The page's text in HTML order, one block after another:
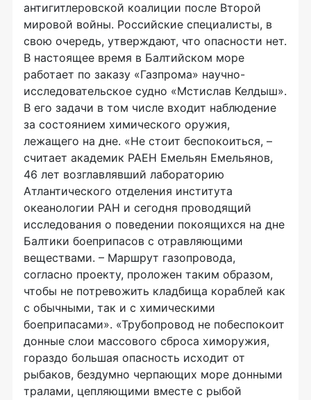
антигитлеровской коалиции после Второй
мировой войны. Российские специалисты, в
свою очередь, утверждают, что опасности нет.
В настоящее время в Балтийском море
работает по заказу «Газпрома» научно-
исследовательское судно «Мстислав Келдыш».
В его задачи в том числе входит наблюдение
за состоянием химического оружия,
лежащего на дне. «Не стоит беспокоиться, –
считает академик РАЕН Емельян Емельянов,
46 лет возглавлявший лабораторию
Атлантического отделения института
океанологии РАН и сегодня проводящий
исследования о поведении покоящихся на дне
Балтики боеприпасов с отравляющими
веществами. – Маршрут газопровода,
согласно проекту, проложен таким образом,
чтобы не потревожить кладбища кораблей как
с обычными, так и с химическими
боеприпасами». «Трубопровод не побеспокоит
донные слои массового сброса химоружия,
гораздо большая опасность исходит от
рыбаков, бездумно черпающих море донными
тралами, цепляющими вместе с рыбой